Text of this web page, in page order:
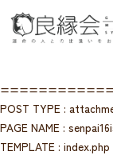
POST TYPE :
PAGE NAME :
TEMPLATE : index.php